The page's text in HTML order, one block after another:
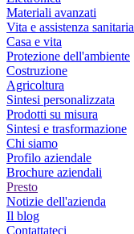
Materiali avanzati
Vita e assistenza sanitaria
Casa e vita
Protezione dell'ambiente
Costruzione
Agricoltura
Sintesi personalizzata
Prodotti su misura
Sintesi e trasformazione
Chi siamo
Profilo aziendale
Brochure aziendali
Presto
Notizie dell'azienda
Il blog
Contattateci